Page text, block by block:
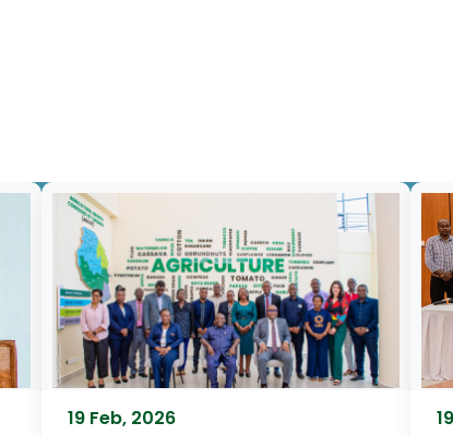
19 Feb, 2026